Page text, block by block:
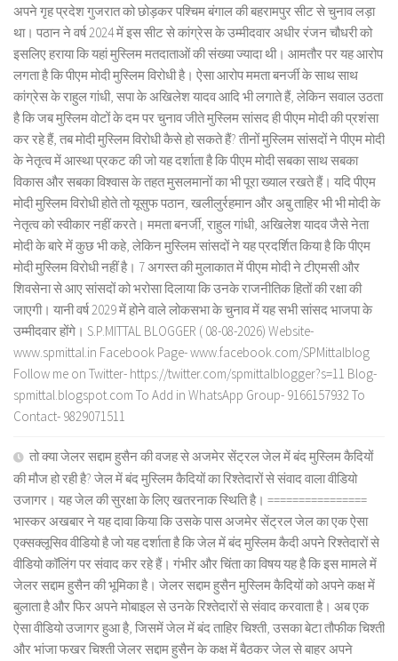
अपने गृह प्रदेश गुजरात को छोड़कर पश्चिम बंगाल की बहरामपुर सीट से चुनाव लड़ा
था। पठान ने वर्ष 2024 में इस सीट से कांग्रेस के उम्मीदवार अधीर रंजन चौधरी को
इसलिए हराया कि यहां मुस्लिम मतदाताओं की संख्या ज्यादा थी। आमतौर पर यह आरोप
लगता है कि पीएम मोदी मुस्लिम विरोधी है। ऐसा आरोप ममता बनर्जी के साथ साथ
कांग्रेस के राहुल गांधी, सपा के अखिलेश यादव आदि भी लगाते हैं, लेकिन सवाल उठता
है कि जब मुस्लिम वोटों के दम पर चुनाव जीते मुस्लिम सांसद ही पीएम मोदी की प्रशंसा
कर रहे हैं, तब मोदी मुस्लिम विरोधी कैसे हो सकते हैं? तीनों मुस्लिम सांसदों ने पीएम मोदी
के नेतृत्व में आस्था प्रकट की जो यह दर्शाता है कि पीएम मोदी सबका साथ सबका
विकास और सबका विश्वास के तहत मुसलमानों का भी पूरा ख्याल रखते हैं। यदि पीएम
मोदी मुस्लिम विरोधी होते तो यूसुफ पठान, खलीलुर्रहमान और अबु ताहिर भी भी मोदी के
नेतृत्व को स्वीकार नहीं करते। ममता बनर्जी, राहुल गांधी, अखिलेश यादव जैसे नेता
मोदी के बारे में कुछ भी कहे, लेकिन मुस्लिम सांसदों ने यह प्रदर्शित किया है कि पीएम
मोदी मुस्लिम विरोधी नहीं है। 7 अगस्त की मुलाकात में पीएम मोदी ने टीएमसी और
शिवसेना से आए सांसदों को भरोसा दिलाया कि उनके राजनीतिक हितों की रक्षा की
जाएगी। यानी वर्ष 2029 में होने वाले लोकसभा के चुनाव में यह सभी सांसद भाजपा के
उम्मीदवार होंगे। S.P.MITTAL BLOGGER ( 08-08-2026) Website-
www.spmittal.in Facebook Page- www.facebook.com/SPMittalblog
Follow me on Twitter- https://twitter.com/spmittalblogger?s=11 Blog-
spmittal.blogspot.com To Add in WhatsApp Group- 9166157932 To
Contact- 9829071511
तो क्या जेलर सद्दाम हुसैन की वजह से अजमेर सेंट्रल जेल में बंद मुस्लिम कैदियों
की मौज हो रही है? जेल में बंद मुस्लिम कैदियों का रिश्तेदारों से संवाद वाला वीडियो
उजागर। यह जेल की सुरक्षा के लिए खतरनाक स्थिति है। ================
भास्कर अखबार ने यह दावा किया कि उसके पास अजमेर सेंट्रल जेल का एक ऐसा
एक्सक्लूसिव वीडियो है जो यह दर्शाता है कि जेल में बंद मुस्लिम कैदी अपने रिश्तेदारों से
वीडियो कॉलिंग पर संवाद कर रहे हैं। गंभीर और चिंता का विषय यह है कि इस मामले में
जेलर सद्दाम हुसैन की भूमिका है। जेलर सद्दाम हुसैन मुस्लिम कैदियों को अपने कक्ष में
बुलाता है और फिर अपने मोबाइल से उनके रिश्तेदारों से संवाद करवाता है। अब एक
ऐसा वीडियो उजागर हुआ है, जिसमें जेल में बंद ताहिर चिश्ती, उसका बेटा तौफीक चिश्ती
और भांजा फखर चिश्ती जेलर सद्दाम हुसैन के कक्ष में बैठकर जेल से बाहर अपने